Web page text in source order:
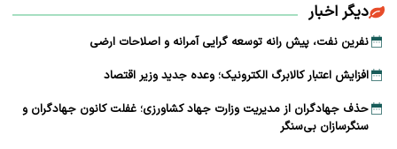
دیگر اخبار
نفرین نفت، پیش رانه توسعه ‌گرایی آمرانه و اصلاحات ارضی
افزایش اعتبار کالابرگ الکترونیک؛ وعده جدید وزیر اقتصاد
حذف جهادگران از مدیریت وزارت جهاد کشاورزی؛ غفلت کانون جهادگران و
سنگرسازان بی‌سنگر